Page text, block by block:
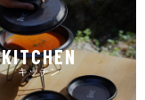
KITCHEN
キッチン